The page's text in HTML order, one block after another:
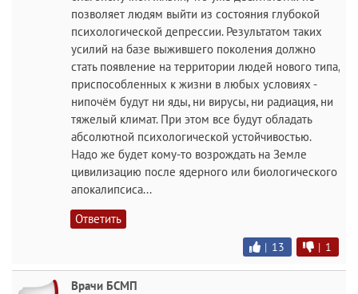
позволяет людям выйти из состояния глубокой
психологической депрессии. Результатом таких
усилий на базе выжившего поколения должно
стать появление на территории людей нового типа,
приспособленных к жизни в любых условиях -
нипочём будут ни яды, ни вирусы, ни радиация, ни
тяжелый климат. При этом все будут обладать
абсолютной психологической устойчивостью.
Надо же будет кому-то возрождать на Земле
цивилизацию после ядерного или биологического
апокалипсиса...
Ответить
| 13 | 1
Врачи БСМП